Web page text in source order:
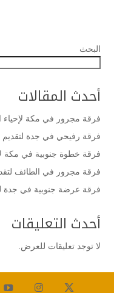
البحث
أحدث المقالات
فرقة مجرور في مكة لإحياء
فرقة رفيحي في جدة لتقديم
فرقة خطوة جنوبية في مكة
فرقة مجرور في الطائف
فرقة عرضة جنوبية في جدة
أحدث التعليقات
لا توجد تعليقات للعرض.